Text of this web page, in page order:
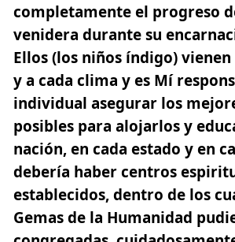
completamente el progreso
venidera durante su
Ellos(los niños índigo)vienen
y a cada clima y es Mí
individual asegurar los
posibles para alojarlos y
nación, en cada estado y en
debería haber centros
establecidos, dentro de los
Gemas de la Humanidad